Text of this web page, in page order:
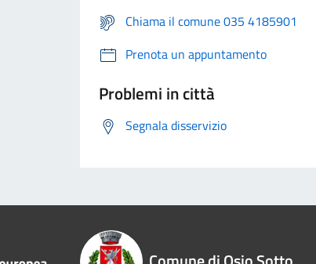
Chiama il comune 035 4185901
Prenota un appuntamento
Problemi in città
Segnala disservizio